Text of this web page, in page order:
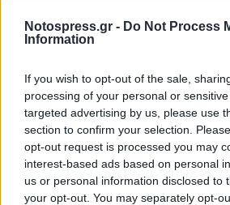
Notospress.gr - Do Not Process
Information
If you wish to opt-out of the sale,
processing of your personal or
targeted advertising by us, please use
section to confirm your selection.
opt-out request is processed you may
interest-based ads based on personal
us or personal information disclosed to
your opt-out. You may separately opt-